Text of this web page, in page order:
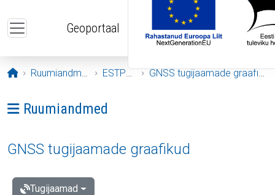
Geoportaal
Avaleht
Ruumiandmed ESTPOS GNSS tugijaamade graafikud
Ava menüü: Ruumiandmed
Ruumiandmed
GNSS tugijaamade graafikud
Tugijaamad